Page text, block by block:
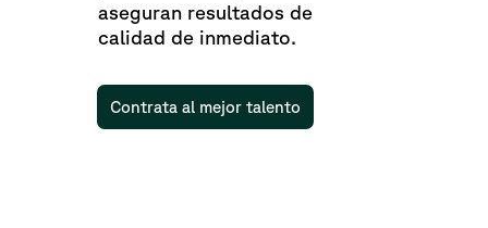
aseguran resultados de
calidad de inmediato.
Contrata al mejor talento